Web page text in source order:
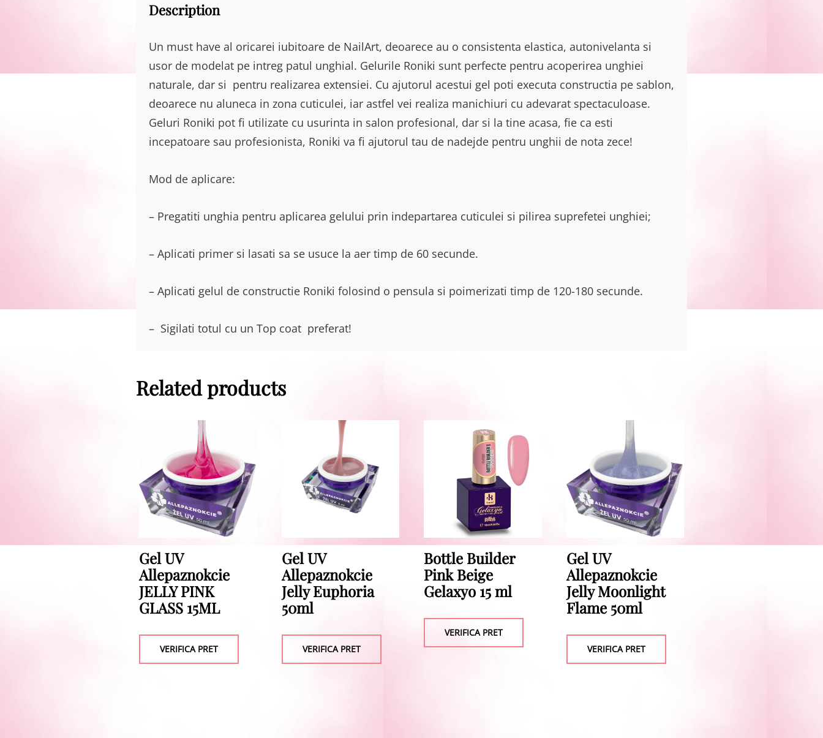
Description
Un must have al oricarei iubitoare de NailArt, deoarece au o consistenta elastica, autonivelanta si
usor de modelat pe intreg patul unghial. Gelurile Roniki sunt perfecte pentru acoperirea unghiei
naturale, dar si pentru realizarea extensiei. Cu ajutorul acestui gel poti executa constructia pe sablon,
deoarece nu aluneca in zona cuticulei, iar astfel vei realiza manichiuri cu adevarat spectaculoase.
Geluri Roniki pot fi utilizate cu usurinta in salon profesional, dar si la tine acasa, fie ca esti
incepatoare sau profesionista, Roniki va fi ajutorul tau de nadejde pentru unghii de nota zece!
Mod de aplicare:
– Pregatiti unghia pentru aplicarea gelului prin indepartarea cuticulei si pilirea suprefetei unghiei;
– Aplicati primer si lasati sa se usuce la aer timp de 60 secunde.
– Aplicati gelul de constructie Roniki folosind o pensula si poimerizati timp de 120-180 secunde.
– Sigilati totul cu un Top coat preferat!
Related products
Gel UV
Allepaznokcie
JELLY PINK
GLASS 15ML
VERIFICA PRET
Gel UV
Allepaznokcie
Jelly Euphoria
50ml
VERIFICA PRET
Bottle Builder
Pink Beige
Gelaxyo 15 ml
VERIFICA PRET
Gel UV
Allepaznokcie
Jelly Moonlight
Flame 50ml
VERIFICA PRET